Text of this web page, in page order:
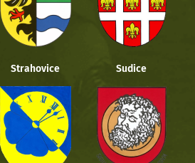
Strahovice Sudice